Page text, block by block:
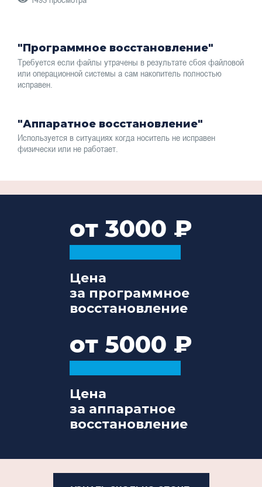
"Программное восстановление"
Требуется если файлы утрачены в результате сбоя файловой
или операционной системы а сам накопитель полностью
исправен.
"Аппаратное восстановление"
Используется в ситуациях когда носитель не исправен
физически или не работает.
от 3000
Цена
за программное
восстановление
от 5000
Цена
за аппаратное
восстановление